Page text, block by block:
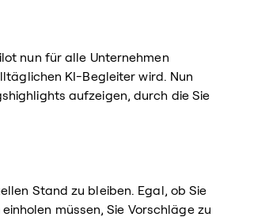
nun für alle Unternehmen
KI-Begleiter wird. Nun
aufzeigen, durch die Sie
Stand zu bleiben. Egal, ob Sie
müssen, Sie Vorschläge zu